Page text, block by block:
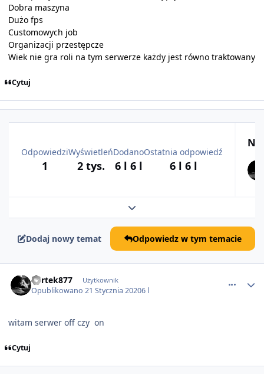
Dobra maszyna
Dużo fps
Customowych job
Organizacji przestępcze
Wiek nie gra roli na tym serwerze każdy jest równo traktowany
Cytuj
Odpowiedzi
1
Wyświetleń
2 tys.
Dodano
6 l 6 l
Ostatnia odpowiedź
6 l 6 l
Rozwiń podsumowanie tematu
Dodaj nowy temat Odpowiedz w tym temacie
bartek877 Użytkownik
Opublikowano21 Stycznia 20206 l
witam serwer off czy on
Cytuj